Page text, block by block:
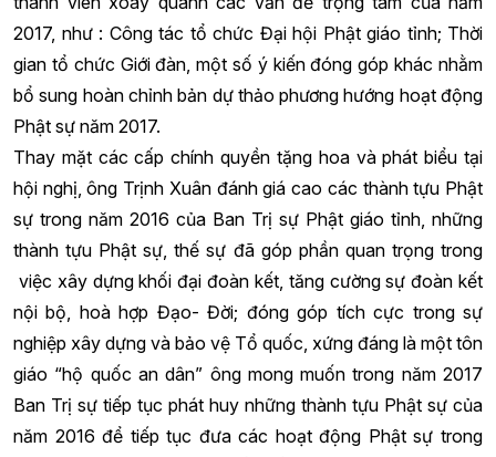
2017, như : Công tác tổ chức Đại hội Phật giáo tỉnh; Thời
gian tổ chức Giới đàn, một số ý kiến đóng góp khác nhằm
bổ sung hoàn chỉnh bản dự thảo phương hướng hoạt động
Phật sự năm 2017.
Thay mặt các cấp chính quyền tặng hoa và phát biểu tại
hội nghị, ông Trịnh Xuân đánh giá cao các thành tựu Phật
sự trong năm 2016 của Ban Trị sự Phật giáo tỉnh, những
thành tựu Phật sự, thế sự đã góp phần quan trọng trong
việc xây dựng khối đại đoàn kết, tăng cường sự đoàn kết
nội bộ, hoà hợp Đạo- Đời; đóng góp tích cực trong sự
nghiệp xây dựng và bảo vệ Tổ quốc, xứng đáng là một tôn
giáo “hộ quốc an dân” ông mong muốn trong năm 2017
Ban Trị sự tiếp tục phát huy những thành tựu Phật sự của
năm 2016 để tiếp tục đưa các hoạt động Phật sự trong